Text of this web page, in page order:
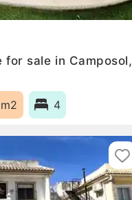
for sale in Camposol,
4